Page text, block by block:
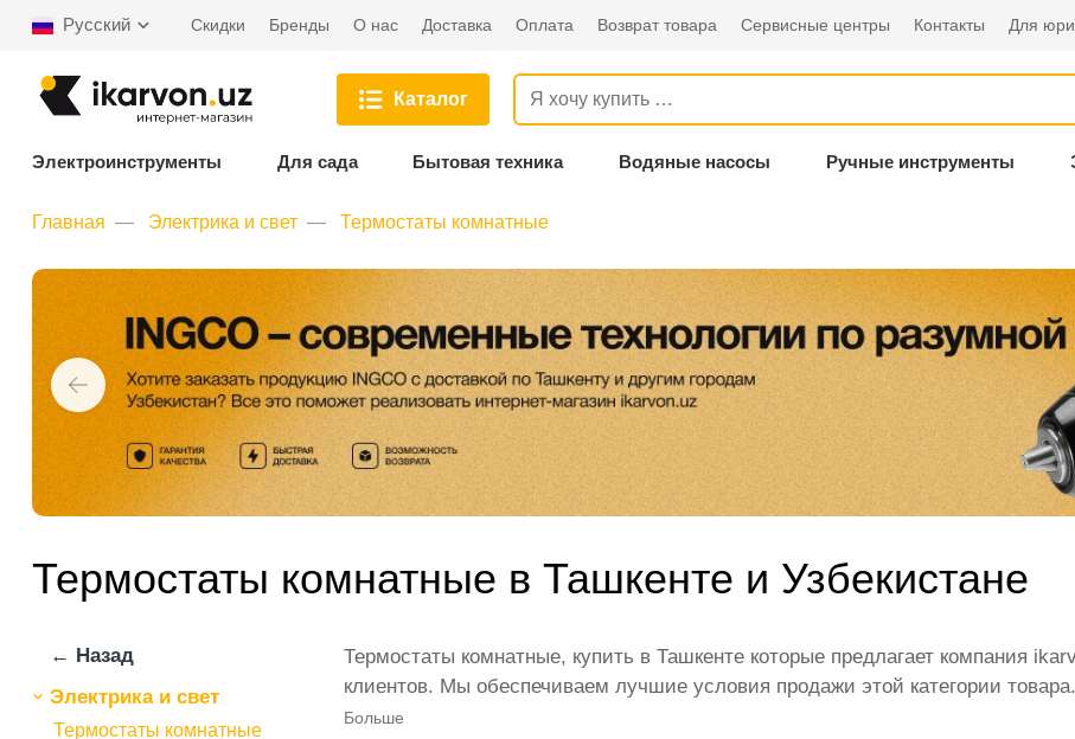
Русский Скидки Бренды О нас Доставка Оплата Возврат товара Сервисные центры Контакты Для
Каталог
Электроинструменты Для сада Бытовая техника Водяные насосы Ручные инструменты
Главная Электрика и свет Термостаты комнатные
Термостаты комнатные в Ташкенте и Узбекистане
← Назад
Электрика и свет
Термостаты комнатные
Термостаты комнатные, купить в Ташкенте которые предлагает компания
клиентов. Мы обеспечиваем лучшие условия продажи этой категории
представлены ведущими производителями и брендами, список которых
Больше